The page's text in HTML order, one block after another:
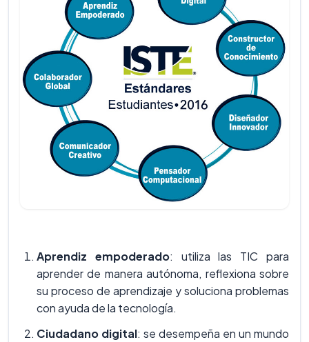
Aprendiz empoderado: utiliza las TIC para
aprender de manera autónoma, reflexiona sobre
su proceso de aprendizaje y soluciona problemas
con ayuda de la tecnología.
Ciudadano digital: se desempeña en un mundo